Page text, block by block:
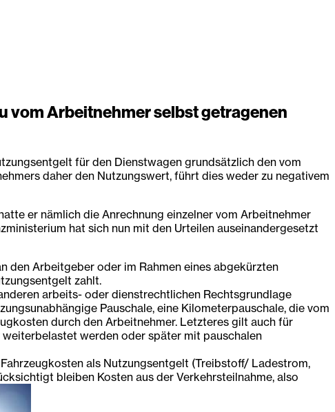
vom Arbeitnehmer selbst getragenen
für den Dienstwagen grundsätzlich den vom
daher den Nutzungswert, führt dies weder zu negativem
er nämlich die Anrechnung einzelner vom Arbeitnehmer
hat sich nun mit den Urteilen auseinandergesetzt
den Arbeitgeber oder im Rahmen eines abgekürzten
zahlt.
arbeits- oder dienstrechtlichen Rechtsgrundlage
Pauschale, eine Kilometerpauschale, die vom
durch den Arbeitnehmer. Letzteres gilt auch für
werden oder später mit pauschalen
als Nutzungsentgelt (Treibstoff/ Ladestrom,
bleiben Kosten aus der Verkehrsteilnahme, also